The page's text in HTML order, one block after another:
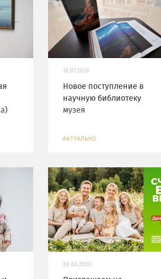
16.07.2026
Новое поступление в
научную библиотеку
музея
АКТУАЛЬНО
30.06.2026